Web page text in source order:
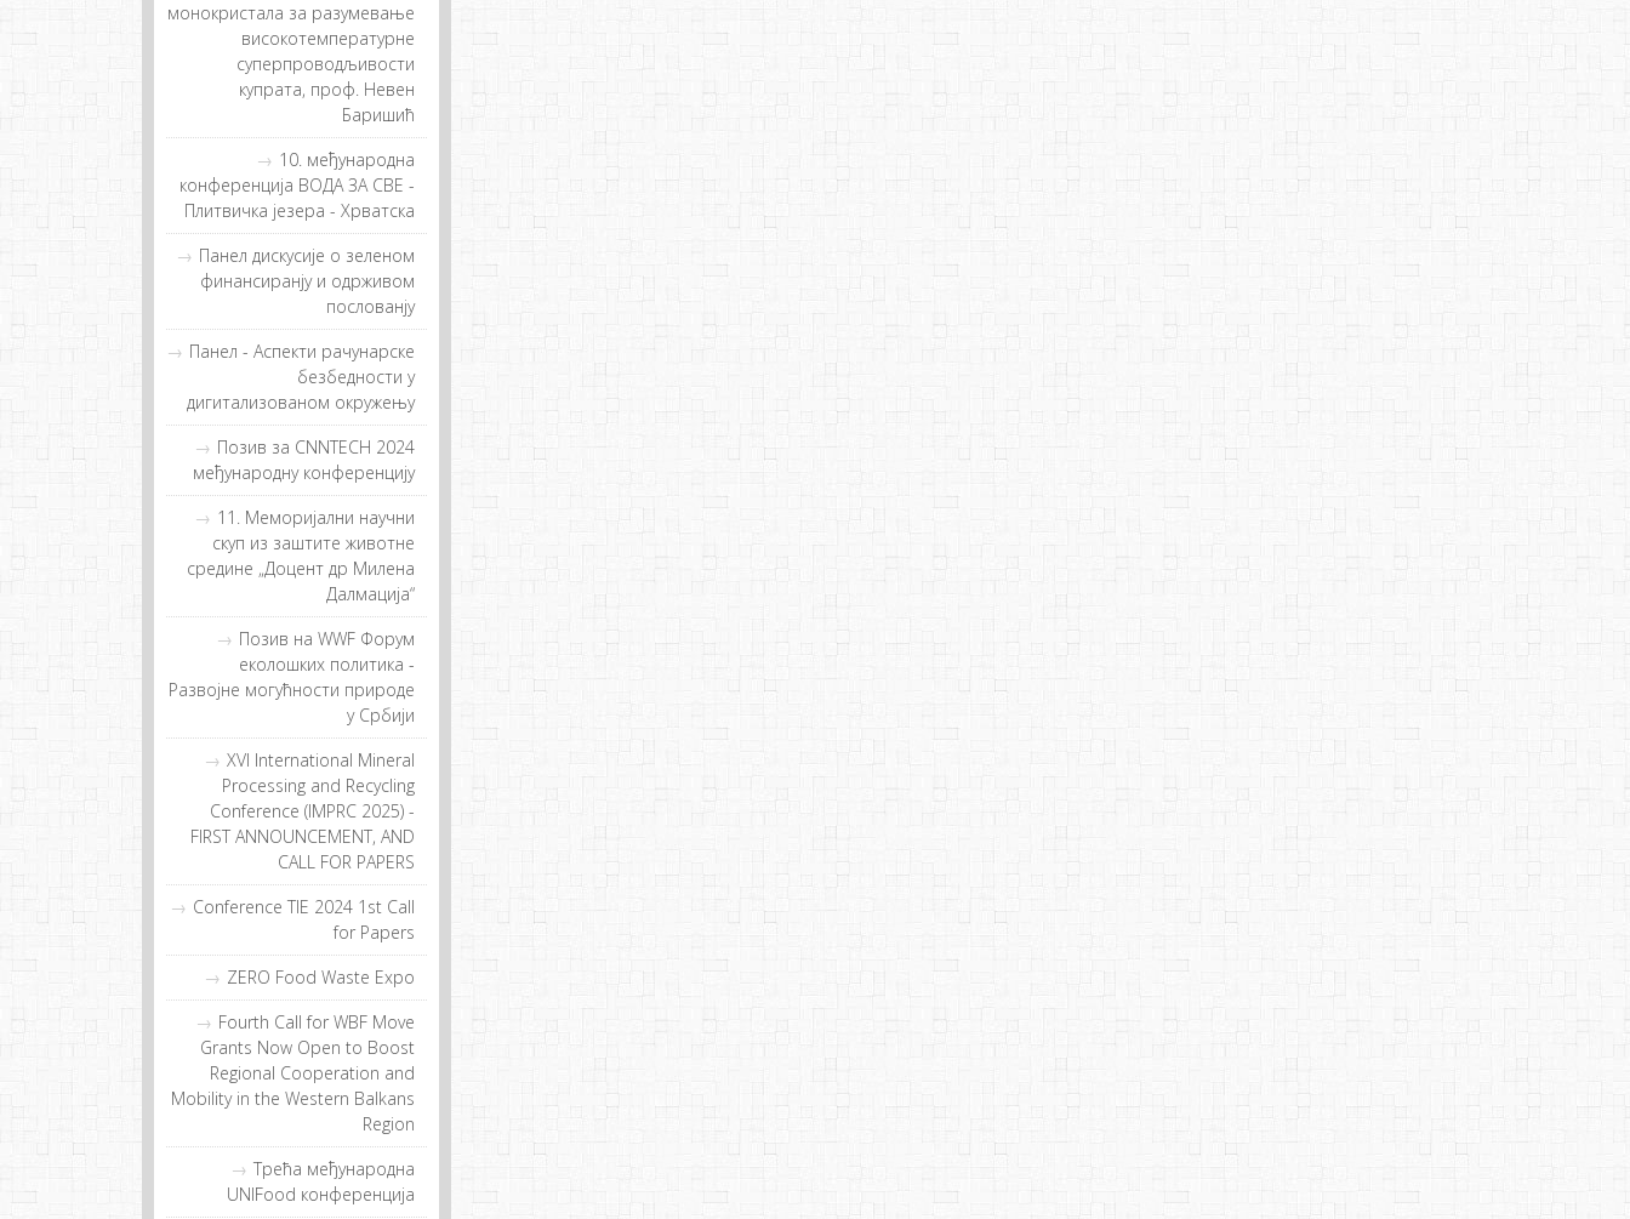
монокристала за разумевање
високотемпературне
суперпроводљивости
купрата, проф. Невен
Баришић
10. међународнa
конференцијa ВОДА ЗА СВЕ -
Плитвичка језера - Хрватска
Пaнeл дискусиje o зeлeнoм
финaнсирaнjу и oдрживoм
пoслoвaнjу
Панел - Аспекти рачунарске
безбедности у
дигитализованом окружењу
Позив за CNNTECH 2024
међународну конференцију
11. Меморијални научни
скуп из заштите животне
средине „Доцент др Милена
Далмација“
Позив на WWF Форум
еколошких политика -
Развојне могућности природе
у Србији
XVI International Mineral
Processing and Recycling
Conference (IMPRC 2025) -
FIRST ANNOUNCEMENT, AND
CALL FOR PAPERS
Conference TIE 2024 1st Call
for Papers
ZERO Food Waste Expo
Fourth Call for WBF Move
Grants Now Open to Boost
Regional Cooperation and
Mobility in the Western Balkans
Region
Tрeћa мeђунaрoднa
UNIFood кoнфeрeнциja